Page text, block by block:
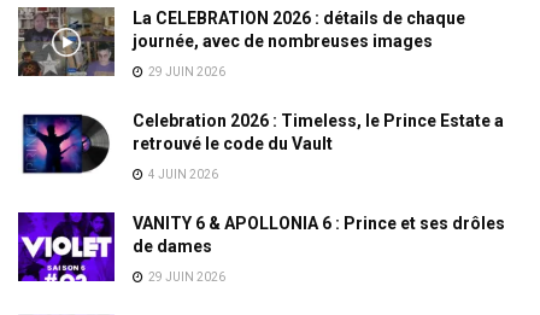
La CELEBRATION 2026 : détails de chaque
journée, avec de nombreuses images
29 JUIN 2026
Celebration 2026 : Timeless, le Prince Estate a
retrouvé le code du Vault
4 JUIN 2026
VANITY 6 & APOLLONIA 6 : Prince et ses drôles
de dames
29 JUIN 2026